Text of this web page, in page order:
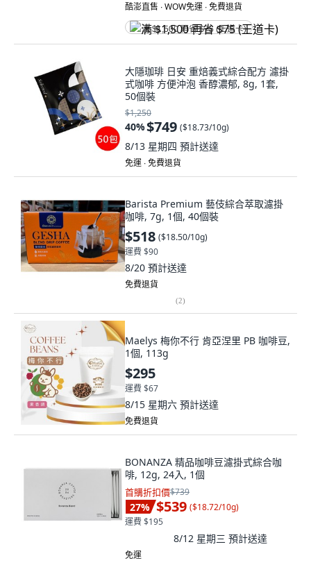
酷澎直售 ∙ WOW免運 ∙ 免費退貨
满 $1,500 再省 $75 (王道卡)
大隱珈琲 日安 重焙義式綜合配方 濾掛
式咖啡 方便沖泡 香醇濃郁, 8g, 1套,
50個裝
$1,250
40%$749 ($18.73/10g)
8/13 星期四 預計送達
免運 ∙ 免費退貨
Barista Premium 藝伎綜合萃取濾掛
咖啡, 7g, 1個, 40個裝
$518 ($18.50/10g)
運費 $90
8/20 預計送達
免費退貨
(2)
Maelys 梅你不行 肯亞涅里 PB 咖啡豆,
1個, 113g
$295
運費 $67
8/15 星期六 預計送達
免費退貨
BONANZA 精品咖啡豆濾掛式綜合咖
啡, 12g, 24入, 1個
首購折扣價$739
27% $539 ($18.72/10g)
運費 $195
8/12 星期三 預計送達
免運